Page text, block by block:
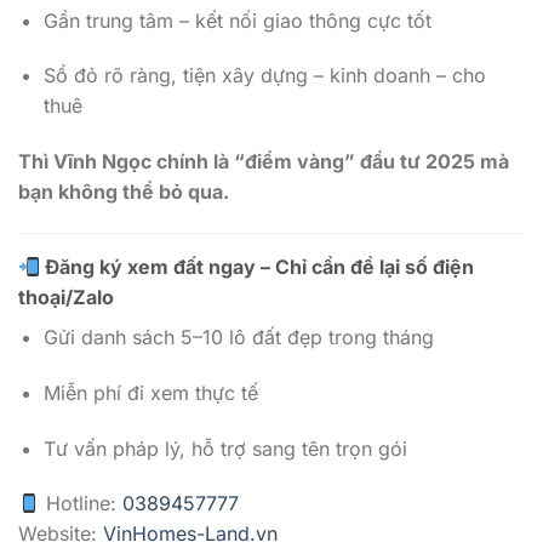
Gần trung tâm – kết nối giao thông cực tốt
Sổ đỏ rõ ràng, tiện xây dựng – kinh doanh – cho
thuê
Thì Vĩnh Ngọc chính là “điểm vàng” đầu tư 2025 mà
bạn không thể bỏ qua.
Đăng ký xem đất ngay – Chỉ cần để lại số điện
thoại/Zalo
Gửi danh sách 5–10 lô đất đẹp trong tháng
Miễn phí đi xem thực tế
Tư vấn pháp lý, hỗ trợ sang tên trọn gói
Hotline: 0389457777
Website: VinHomes-Land.vn